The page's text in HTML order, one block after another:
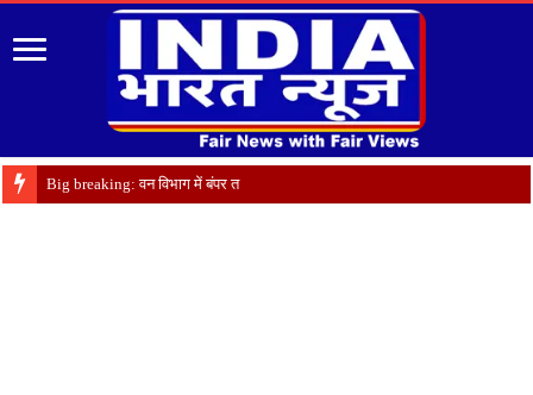
Big breaking: वन विभाग में बंपर तबादले, अल